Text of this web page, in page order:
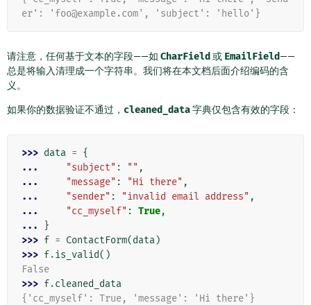
er': 'foo@example.com', 'subject': 'hello'}
请注意，任何基于文本的字段——如 CharField 或 EmailField——
总是将输入清理成一个字符串。我们将在本文档后面介绍编码的含
义。
如果你的数据验证不通过， cleaned_data字典仅包含有效的字段：
>>> data = {
...
"subject" : "" ,
...
"message" : "Hi there" ,
...
"sender" : "invalid email address" ,
...
"cc_myself" : True,
...
}
>>> f = ContactForm(data)
>>> f.is_valid()
False
>>> f.cleaned_data
{'cc_myself': True, 'message': 'Hi there'}